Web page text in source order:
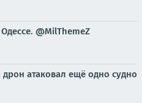
@MilThemeZ
дрон атаковал ещё одно судно